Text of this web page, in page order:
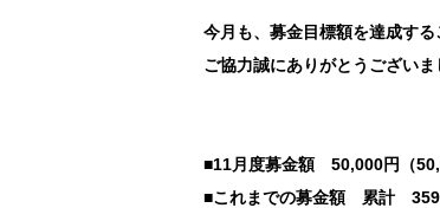
今月も、募金目標額を達成する
ご協力誠にありがとうございま
■11月度募金額 50,000円（
■これまでの募金額 累計